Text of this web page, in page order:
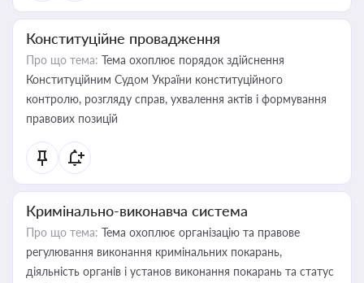
Конституційне провадження
Про що тема: Тема охоплює порядок здійснення
Конституційним Судом України конституційного
контролю, розгляду справ, ухвалення актів і формування
правових позицій
Кримінально-виконавча система
Про що тема: Тема охоплює організацію та правове
регулювання виконання кримінальних покарань,
діяльність органів і установ виконання покарань та статус